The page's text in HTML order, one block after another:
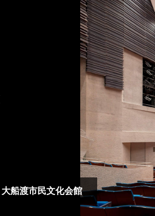
大船渡市民文化会館